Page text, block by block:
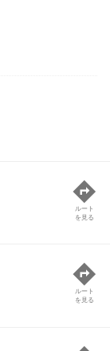
ルート
を見る
ルート
を見る